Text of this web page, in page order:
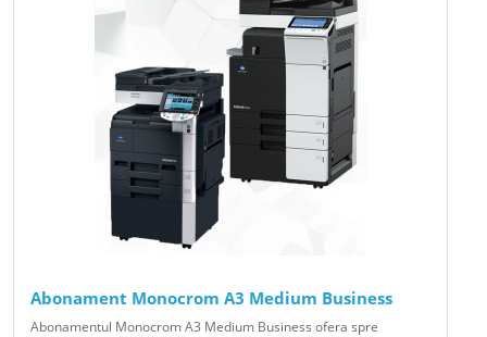
Abonament Monocrom A3 Medium Business
Abonamentul Monocrom A3 Medium Business ofera spre